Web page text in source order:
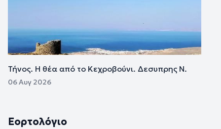
Τήνος. Η θέα από το Κεχροβούνι. Δεσυπρης Ν.
06 Αυγ 2026
Εορτολόγιο